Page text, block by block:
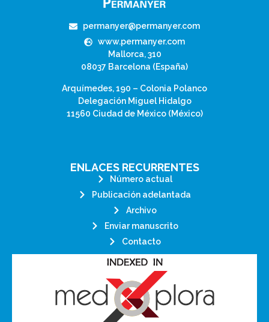
permanyer@permanyer.com
www.permanyer.com
Mallorca, 310
08037 Barcelona (España)
Arquímedes, 190 – Colonia Polanco
Delegación Miguel Hidalgo
11560 Ciudad de México (México)
ENLACES RECURRENTES
Número actual
Publicación adelantada
Archivo
Enviar manuscrito
Contacto